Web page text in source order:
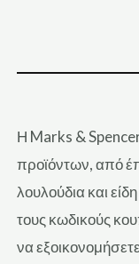
Η Marks &
προϊόντων, από
λουλούδια και
τους κωδικούς
να